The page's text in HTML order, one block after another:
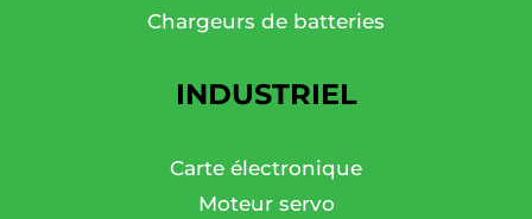
Chargeurs de batteries
INDUSTRIEL
Carte électronique
Moteur servo